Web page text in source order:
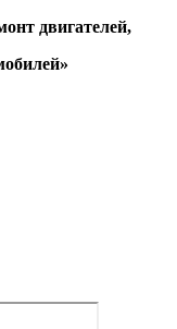
двигателей,